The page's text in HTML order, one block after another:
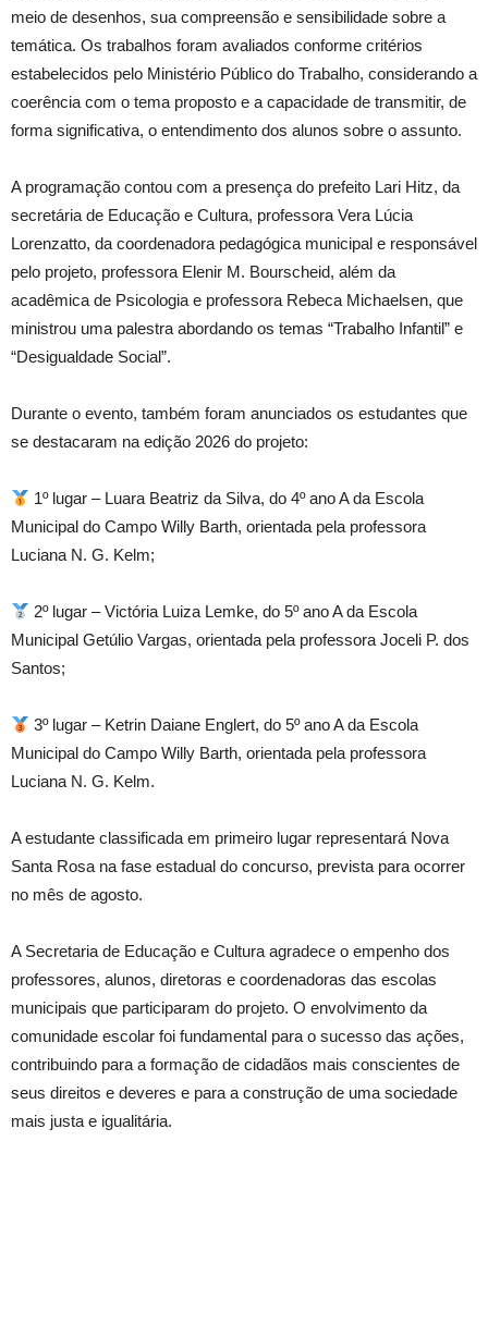
meio de desenhos, sua compreensão e sensibilidade sobre a
temática. Os trabalhos foram avaliados conforme critérios
estabelecidos pelo Ministério Público do Trabalho, considerando a
coerência com o tema proposto e a capacidade de transmitir, de
forma significativa, o entendimento dos alunos sobre o assunto.
A programação contou com a presença do prefeito Lari Hitz, da
secretária de Educação e Cultura, professora Vera Lúcia
Lorenzatto, da coordenadora pedagógica municipal e responsável
pelo projeto, professora Elenir M. Bourscheid, além da
acadêmica de Psicologia e professora Rebeca Michaelsen, que
ministrou uma palestra abordando os temas “Trabalho Infantil” e
“Desigualdade Social”.
Durante o evento, também foram anunciados os estudantes que
se destacaram na edição 2026 do projeto:
1º lugar – Luara Beatriz da Silva, do 4º ano A da Escola
Municipal do Campo Willy Barth, orientada pela professora
Luciana N. G. Kelm;
2º lugar – Victória Luiza Lemke, do 5º ano A da Escola
Municipal Getúlio Vargas, orientada pela professora Joceli P. dos
Santos;
3º lugar – Ketrin Daiane Englert, do 5º ano A da Escola
Municipal do Campo Willy Barth, orientada pela professora
Luciana N. G. Kelm.
A estudante classificada em primeiro lugar representará Nova
Santa Rosa na fase estadual do concurso, prevista para ocorrer
no mês de agosto.
A Secretaria de Educação e Cultura agradece o empenho dos
professores, alunos, diretoras e coordenadoras das escolas
municipais que participaram do projeto. O envolvimento da
comunidade escolar foi fundamental para o sucesso das ações,
contribuindo para a formação de cidadãos mais conscientes de
seus direitos e deveres e para a construção de uma sociedade
mais justa e igualitária.